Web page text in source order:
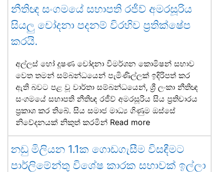
නීතිඥ සංගමයේ සභාපති රජීව් අමරසූරිය
සියලු චෝදනා පදනම් විරහිව ප්‍රතික්ෂේප
කරයි.
අල්ලස් හෝ දූෂණ චෝදනා විමර්ශන කොමිෂන් සභාව
වෙත තමන් සම්බන්ධයෙන් පැමිණිල්ලක් ඉදිරිපත් කර
ඇති බවට පළ වූ වාර්තා සම්බන්ධයෙන්, ශ්‍රී ලංකා නීතිඥ
සංගමයේ සභාපති නීතිඥ රජීව් අමරසූරිය සිය ප්‍රතිචාරය
ප්‍රකාශ කර තිබේ. සිය සමාජ මාධ්‍ය ගිණුම ඔස්සේ
නිවේදනයක් නිකුත් කරමින් Read more
නඩු මිලියන 1.1ක ගොඩගැසීම විසඳීමට
පාර්ලිමේන්තු විශේෂ කාරක සභාවක් ඉල්ලා